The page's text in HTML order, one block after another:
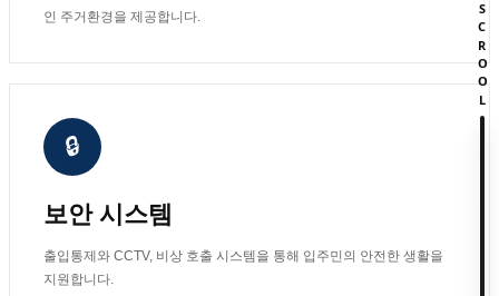
인 주거환경을 제공합니다.
🔒
보안 시스템
출입통제와 CCTV, 비상 호출 시스템을 통해 입주민의 안전한 생활을
지원합니다.
SCROOL